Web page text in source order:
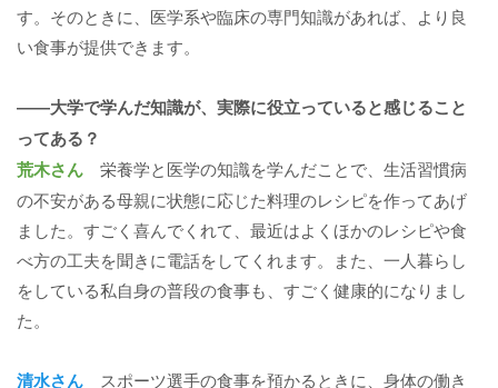
す。そのときに、医学系や臨床の専門知識があれば、より良
い食事が提供できます。
――大学で学んだ知識が、実際に役立っていると感じること
ってある？
荒木さん 栄養学と医学の知識を学んだことで、生活習慣病
の不安がある母親に状態に応じた料理のレシピを作ってあげ
ました。すごく喜んでくれて、最近はよくほかのレシピや食
べ方の工夫を聞きに電話をしてくれます。また、一人暮らし
をしている私自身の普段の食事も、すごく健康的になりまし
た。
清水さん スポーツ選手の食事を預かるときに、身体の働き